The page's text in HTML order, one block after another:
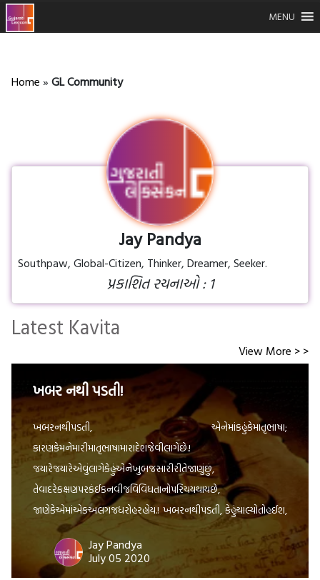
MENU
Home » GL Community
Jay Pandya
Southpaw, Global-Citizen, Thinker, Dreamer, Seeker.
પ્રકાશિત રચનાઓ : 1
Latest Kavita
View More > >
ખબર નથી પડતી!
ખબરનથીપડતી, એનેમાંકહુંકેમાતૃભાષા;
કારણકેમનેમારીમાતૃભાષામારાદેશજેવીલાગેછે.!
જયારેજયારેએવુંલાગેકેહુંએનેખુબજસારીરીતેજાણુંછું,
તેવાદરેકક્ષણપરકંઈકનવીજવિવિધતાનોપરિચયથાયછે,
જાણેકેએમાંએકઅલગજધરોહરહોય.! ખબરનથીપડતી, કેહુંચાલ્યોતોહઈશ,
પણક્યારેય ‘હેંડ્યો’કેમનથી!; પાણીપીધુંહશે , પણ ‘પોની’કેમનથીપીધું!,
વાદળોવરસતાજોયાછે, પણ ‘વાદલડી’વરસતાકેમનથીજોઈ!
અગણિતવારસવારપડતાંજોઈછે, પણક્યારેય ‘પરોઢિયું’ કેમનથીનિહાળ્યું!
Jay Pandya
July 05 2020